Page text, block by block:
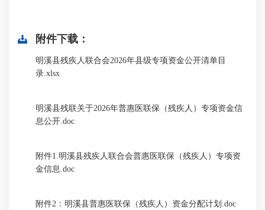
附件下载：
明溪县残疾人联合会2026年县级专项资金公开清单目
录.xlsx
明溪县残联关于2026年普惠医联保（残疾人）专项资金信
息公开.doc
附件1.明溪县残疾人联合会普惠医联保（残疾人）专项资
金信息.doc
附件2：明溪县普惠医联保（残疾人）资金分配计划.doc